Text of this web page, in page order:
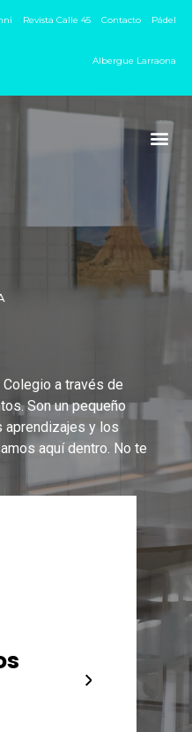
Revista Calle 45 Contacto Pádel
Albergue Larraona
a través de
Son un pequeño
aprendizajes y los
aquí dentro. No te